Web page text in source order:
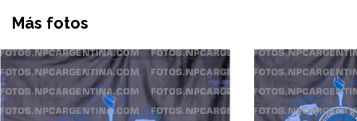
Más fotos